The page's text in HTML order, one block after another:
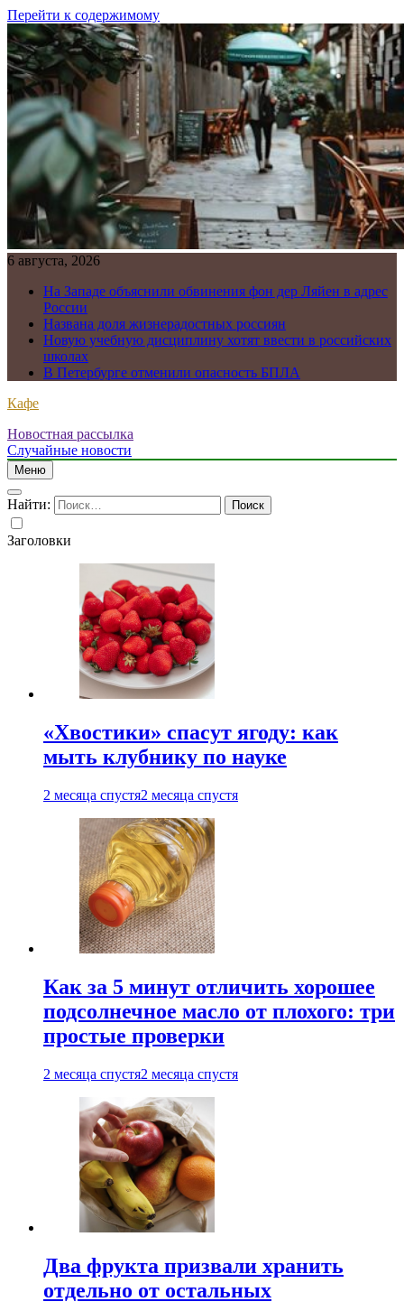
Перейти к содержимому
6 августа, 2026
На Западе объяснили обвинения фон дер Ляйен в адрес
России
Названа доля жизнерадостных россиян
Новую учебную дисциплину хотят ввести в российских
школах
В Петербурге отменили опасность БПЛА
Кафе
Новостная рассылка
Случайные новости
Меню
Найти:
Заголовки
«Хвостики» спасут ягоду: как
мыть клубнику по науке
2 месяца спустя2 месяца спустя
Как за 5 минут отличить хорошее
подсолнечное масло от плохого: три
простые проверки
2 месяца спустя2 месяца спустя
Два фрукта призвали хранить
отдельно от остальных